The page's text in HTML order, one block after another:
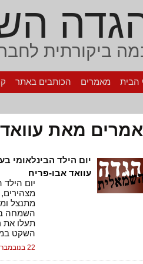
ביקורתית
הבית מאמרים הכותבים באתר
מאת
יום הילד הבינלאומי
עוואד אבו-פריח
יום הילד
מתנצל
השמחה
תעלו את
השקט
22 בנובמבר, 2007